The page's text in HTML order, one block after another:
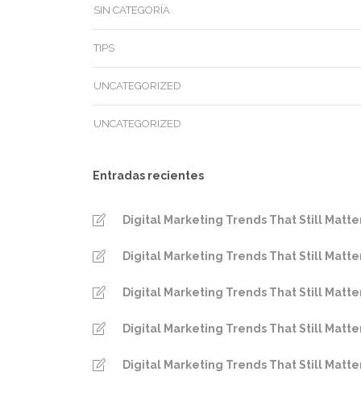
SIN CATEGORÍA
TIPS
UNCATEGORIZED
UNCATEGORIZED
Entradas recientes
Digital Marketing Trends That Still
Digital Marketing Trends That Still
Digital Marketing Trends That Still
Digital Marketing Trends That Still
Digital Marketing Trends That Still